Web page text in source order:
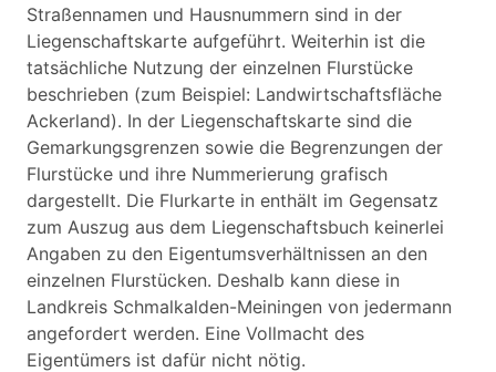
Straßennamen und Hausnummern sind in der
Liegenschaftskarte aufgeführt. Weiterhin ist die
tatsächliche Nutzung der einzelnen Flurstücke
beschrieben (zum Beispiel: Landwirtschaftsfläche
Ackerland). In der Liegenschaftskarte sind die
Gemarkungsgrenzen sowie die Begrenzungen der
Flurstücke und ihre Nummerierung grafisch
dargestellt. Die Flurkarte in enthält im Gegensatz
zum Auszug aus dem Liegenschaftsbuch keinerlei
Angaben zu den Eigentumsverhältnissen an den
einzelnen Flurstücken. Deshalb kann diese in
Landkreis Schmalkalden-Meiningen von jedermann
angefordert werden. Eine Vollmacht des
Eigentümers ist dafür nicht nötig.